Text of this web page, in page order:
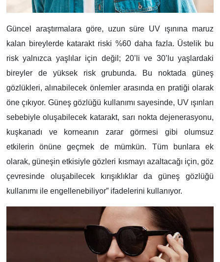
Güncel araştırmalara göre, uzun süre UV ışınına maruz
kalan bireylerde katarakt riski %60 daha fazla. Üstelik bu
risk yalnızca yaşlılar için değil; 20’li ve 30’lu yaşlardaki
bireyler de yüksek risk grubunda. Bu noktada güneş
gözlükleri, alınabilecek önlemler arasında en pratiği olarak
öne çıkıyor. Güneş gözlüğü kullanımı sayesinde, UV ışınları
sebebiyle oluşabilecek katarakt, sarı nokta dejenerasyonu,
kuşkanadı ve korneanın zarar görmesi gibi olumsuz
etkilerin önüne geçmek de mümkün. Tüm bunlara ek
olarak, güneşin etkisiyle gözleri kısmayı azaltacağı için, göz
çevresinde oluşabilecek kırışıklıklar da güneş gözlüğü
kullanımı ile engellenebiliyor” ifadelerini kullanıyor.